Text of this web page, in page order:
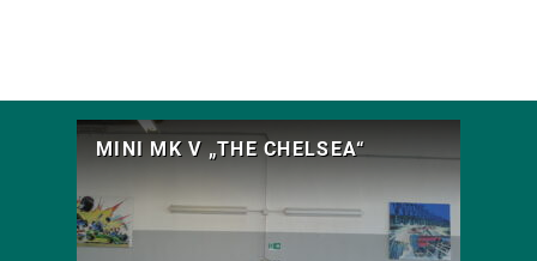
MINI MK V „THE CHELSEA“